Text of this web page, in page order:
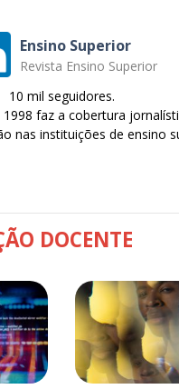
Ensino Superior
Revista Ensino Superior
10 mil seguidores.
faz a cobertura
nas instituições de ensino
DOCENTE